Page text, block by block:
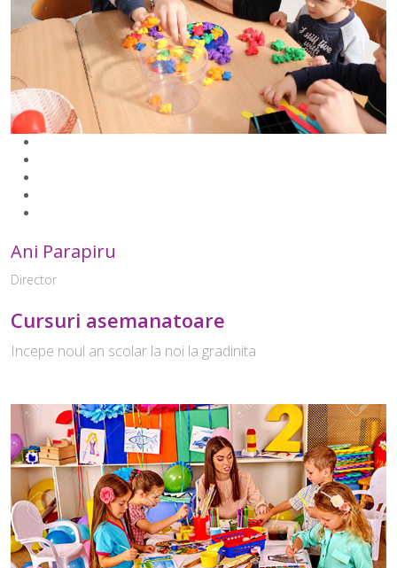
Ani Parapiru
Director
Cursuri asemanatoare
Incepe noul an scolar la noi la gradinita